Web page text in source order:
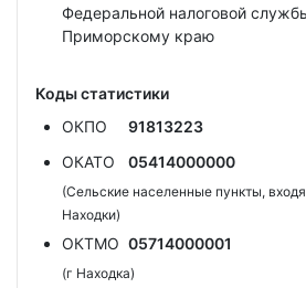
Федеральной налоговой
Приморскому краю
Коды статистики
ОКПО
91813223
ОКАТО
05414000000
(Сельские населенные пункты,
Находки)
ОКТМО 05714000001
(г Находка)